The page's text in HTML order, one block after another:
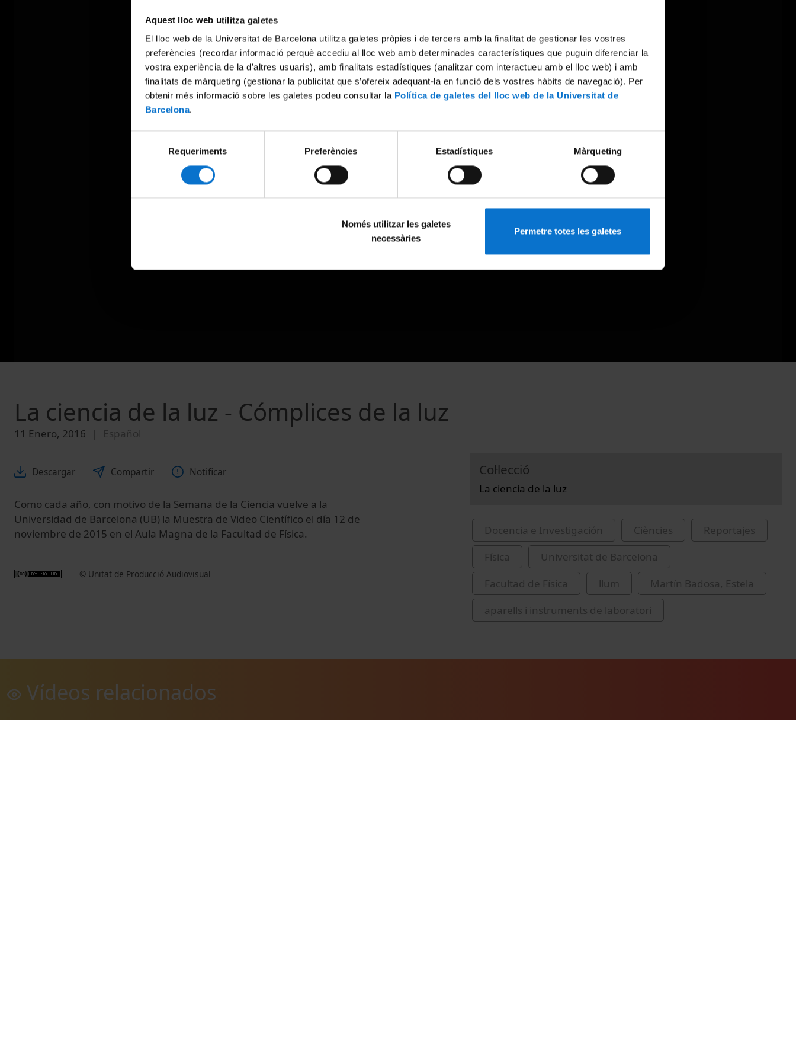
Aquest lloc web utilitza galetes
El lloc web de la Universitat de Barcelona utilitza galetes pròpies i de tercers amb la finalitat de gestionar les vostres
preferències (recordar informació perquè accediu al lloc web amb determinades característiques que puguin diferenciar la
vostra experiència de la d’altres usuaris), amb finalitats estadístiques (analitzar com interactueu amb el lloc web) i amb
finalitats de màrqueting (gestionar la publicitat que s’ofereix adequant-la en funció dels vostres hàbits de navegació). Per
obtenir més informació sobre les galetes podeu consultar la Política de galetes del lloc web de la Universitat de
Barcelona.
Requeriments Preferències Estadístiques Màrqueting
Només utilitzar les galetes
necessàries
Permetre totes les galetes
La ciencia de la luz - Cómplices de la luz
11 Enero, 2016 Español
Descargar Compartir Notificar
Como cada año, con motivo de la Semana de la Ciencia vuelve a la
Universidad de Barcelona (UB) la Muestra de Video Científico el día 12 de
noviembre de 2015 en el Aula Magna de la Facultad de Física.
© Unitat de Producció Audiovisual
Col·lecció
La ciencia de la luz
Docencia e Investigación Ciències
Reportajes
Física
Universitat de Barcelona
Facultad de Física
llum
Martín Badosa, Estela
aparells i instruments de laboratori
Vídeos relacionados